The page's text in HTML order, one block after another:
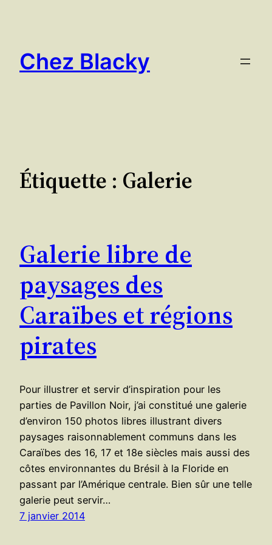
Chez Blacky
Étiquette : Galerie
Galerie libre de
paysages des
Caraïbes et régions
pirates
Pour illustrer et servir d’inspiration pour les
parties de Pavillon Noir, j’ai constitué une galerie
d’environ 150 photos libres illustrant divers
paysages raisonnablement communs dans les
Caraïbes des 16, 17 et 18e siècles mais aussi des
côtes environnantes du Brésil à la Floride en
passant par l’Amérique centrale. Bien sûr une telle
galerie peut servir…
7 janvier 2014